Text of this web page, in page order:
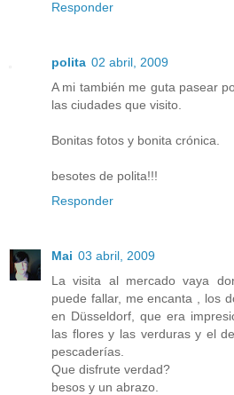
Responder
polita 02 abril, 2009
A mi también me guta pasear
las ciudades que visito.
Bonitas fotos y bonita crónica.
besotes de polita!!!
Responder
Mai 03 abril, 2009
La visita al mercado vaya
puede fallar, me encanta , los
en Düsseldorf, que era
las flores y las verduras y el
pescaderías.
Que disfrute verdad?
besos y un abrazo.